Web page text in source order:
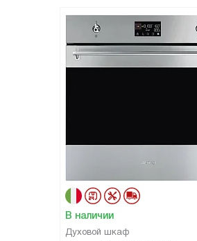
В наличии
Духовой шкаф